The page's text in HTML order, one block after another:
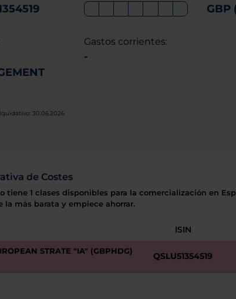
GBP
Gastos corrientes:
-
30.06.2026
de Costes
tiene 1 clases disponibles para la comercialización en
la más barata y empiece ahorrar.
ISIN
STRATE "IA" (GBPHDG)
QSLU51354519